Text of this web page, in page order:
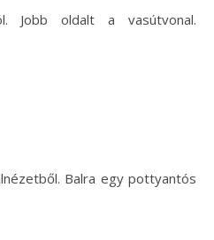
Jobb oldalt a vasútvonal.
Balra egy pottyantós